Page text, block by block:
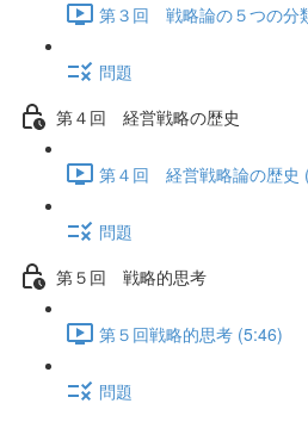
第３回 戦略論の５つの分
問題
第４回 経営戦略の歴史
第４回 経営戦略論の歴史
問題
第５回 戦略的思考
第５回戦略的思考 (5:46)
問題